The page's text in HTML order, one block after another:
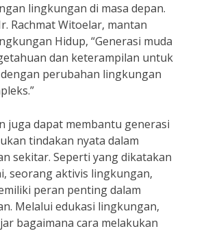
lingkungan di masa depan.
Rachmat Witoelar, mantan
Hidup, “Generasi muda
dan keterampilan untuk
perubahan lingkungan
juga dapat membantu generasi
tindakan nyata dalam
sekitar. Seperti yang dikatakan
seorang aktivis lingkungan,
peran penting dalam
Melalui edukasi lingkungan,
bagaimana cara melakukan